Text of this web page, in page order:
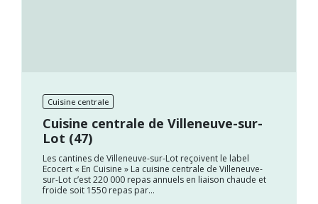
Cuisine centrale
Cuisine centrale de Villeneuve-sur-
Lot (47)
Les cantines de Villeneuve-sur-Lot reçoivent le label
Ecocert « En Cuisine » La cuisine centrale de Villeneuve-
sur-Lot c’est 220 000 repas annuels en liaison chaude et
froide soit 1550 repas par...